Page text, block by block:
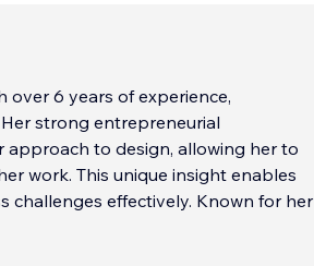
over 6 years of experience,
strong entrepreneurial
approach to design, allowing her to
work. This unique insight enables
challenges effectively. Known for her